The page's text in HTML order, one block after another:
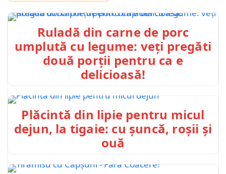
Ruladă din carne de porc
umplută cu legume: veți pregăti
două porții pentru ca e
delicioasă!
Plăcintă din lipie pentru micul
dejun, la tigaie: cu șuncă, roșii și
ouă